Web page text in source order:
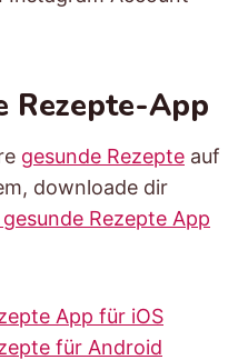
Rezepte-App
gesunde Rezepte auf
downloade dir
Rezepte App
App für iOS
für Android